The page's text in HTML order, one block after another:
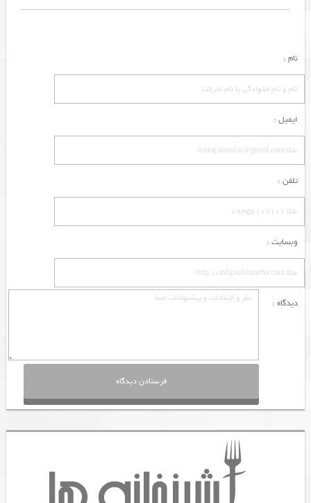
نام :
ایمیل :
تلفن :
وبسایت :
دیدگاه :